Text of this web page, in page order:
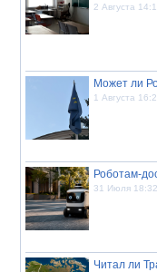
2 Августа
Может ли
1 Августа
Роботам-
31 Июля 18:32
Читал ли